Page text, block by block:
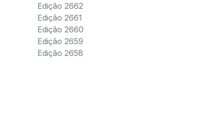
Edição 2662
Edição 2661
Edição 2660
Edição 2659
Edição 2658